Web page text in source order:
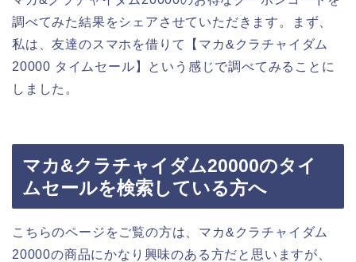
調べてみた結果をシェアさせていただきます。まず、
私は、友達のスマホを借りて【マカ&クラチャイダム
20000 タイムセール】という感じで調べてみることに
しました。
マカ&クラチャイダム20000のタイ
ムセールを検索している方へ
こちらのページをご覧の方は、マカ&クラチャイダム
20000の商品にかなり興味のある方だと思いますが、